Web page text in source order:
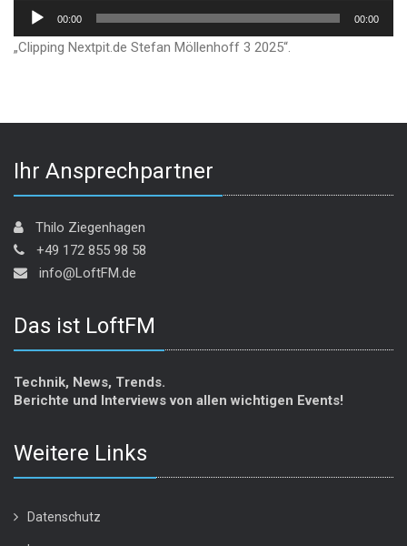
Audio-
00:00 00:00
„Clipping Nextpit.de Stefan Möllenhoff 3 2025“.
Ihr Ansprechpartner
Thilo Ziegenhagen
+49 172 855 98 58
info@LoftFM.de
Das ist LoftFM
Technik, News, Trends.
Berichte und Interviews von allen wichtigen Events!
Weitere Links
Datenschutz